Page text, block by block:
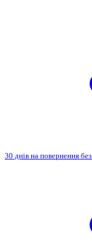
30 днів на повернення